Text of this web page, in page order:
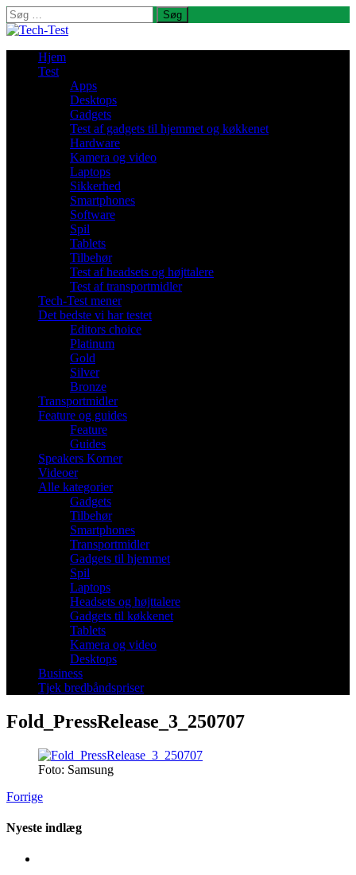
Søg
efter:
Hjem
Test
Apps
Desktops
Gadgets
Test af gadgets til hjemmet og køkkenet
Hardware
Kamera og video
Laptops
Sikkerhed
Smartphones
Software
Spil
Tablets
Tilbehør
Test af headsets og højttalere
Test af transportmidler
Tech-Test mener
Det bedste vi har testet
Editors choice
Platinum
Gold
Silver
Bronze
Transportmidler
Feature og guides
Feature
Guides
Speakers Korner
Videoer
Alle kategorier
Gadgets
Tilbehør
Smartphones
Transportmidler
Gadgets til hjemmet
Spil
Laptops
Headsets og højttalere
Gadgets til køkkenet
Tablets
Kamera og video
Desktops
Business
Tjek bredbåndspriser
Fold_PressRelease_3_250707
Foto: Samsung
Forrige
Nyeste indlæg